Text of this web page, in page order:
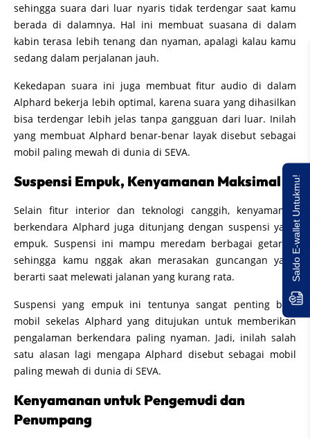
sehingga suara dari luar nyaris tidak terdengar saat kamu
berada di dalamnya. Hal ini membuat suasana di dalam
kabin terasa lebih tenang dan nyaman, apalagi kalau kamu
sedang dalam perjalanan jauh.
Kekedapan suara ini juga membuat fitur audio di dalam
Alphard bekerja lebih optimal, karena suara yang dihasilkan
bisa terdengar lebih jelas tanpa gangguan dari luar. Inilah
yang membuat Alphard benar-benar layak disebut sebagai
mobil paling mewah di dunia di SEVA.
Suspensi Empuk, Kenyamanan Maksimal
Selain fitur interior dan teknologi canggih, kenyamanan
berkendara Alphard juga ditunjang dengan suspensi yang
empuk. Suspensi ini mampu meredam berbagai getaran,
sehingga kamu nggak akan merasakan guncangan yang
berarti saat melewati jalanan yang kurang rata.
Suspensi yang empuk ini tentunya sangat penting bagi
mobil sekelas Alphard yang ditujukan untuk memberikan
pengalaman berkendara paling nyaman. Jadi, inilah salah
satu alasan lagi mengapa Alphard disebut sebagai mobil
paling mewah di dunia di SEVA.
Kenyamanan untuk Pengemudi dan
Penumpang
Saldo E-wallet Untukmu!